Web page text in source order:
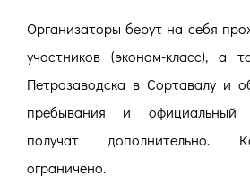
Организаторы берут на себя
участников (эконом-класс), а
Петрозаводска в Сортавалу и
пребывания и официальный
получат дополнительно.
ограничено.